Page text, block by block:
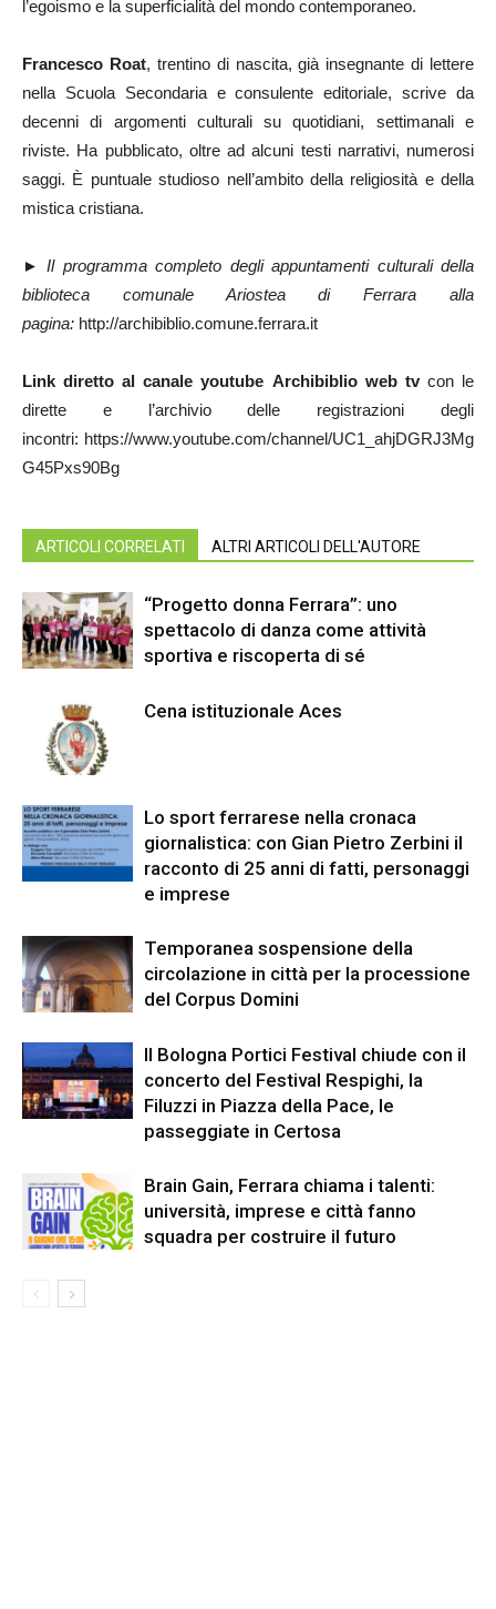
l’egoismo e la superficialità del mondo contemporaneo.
Francesco Roat, trentino di nascita, già insegnante di lettere
nella Scuola Secondaria e consulente editoriale, scrive da
decenni di argomenti culturali su quotidiani, settimanali e
riviste. Ha pubblicato, oltre ad alcuni testi narrativi, numerosi
saggi. È puntuale studioso nell’ambito della religiosità e della
mistica cristiana.
►
Il programma completo degli appuntamenti culturali della
biblioteca comunale Ariostea di Ferrara alla
pagina: http://archibiblio.comune.ferrara.it
Link diretto al canale youtube Archibiblio web tv con le
dirette e l’archivio delle registrazioni degli
incontri: https://www.youtube.com/channel/UC1_ahjDGRJ3Mg
G45Pxs90Bg
ARTICOLI CORRELATI ALTRI ARTICOLI DELL'AUTORE
“Progetto donna Ferrara”: uno
spettacolo di danza come attività
sportiva e riscoperta di sé
Cena istituzionale Aces
Lo sport ferrarese nella cronaca
giornalistica: con Gian Pietro Zerbini il
racconto di 25 anni di fatti, personaggi
e imprese
Temporanea sospensione della
circolazione in città per la processione
del Corpus Domini
Il Bologna Portici Festival chiude con il
concerto del Festival Respighi, la
Filuzzi in Piazza della Pace, le
passeggiate in Certosa
Brain Gain, Ferrara chiama i talenti:
università, imprese e città fanno
squadra per costruire il futuro